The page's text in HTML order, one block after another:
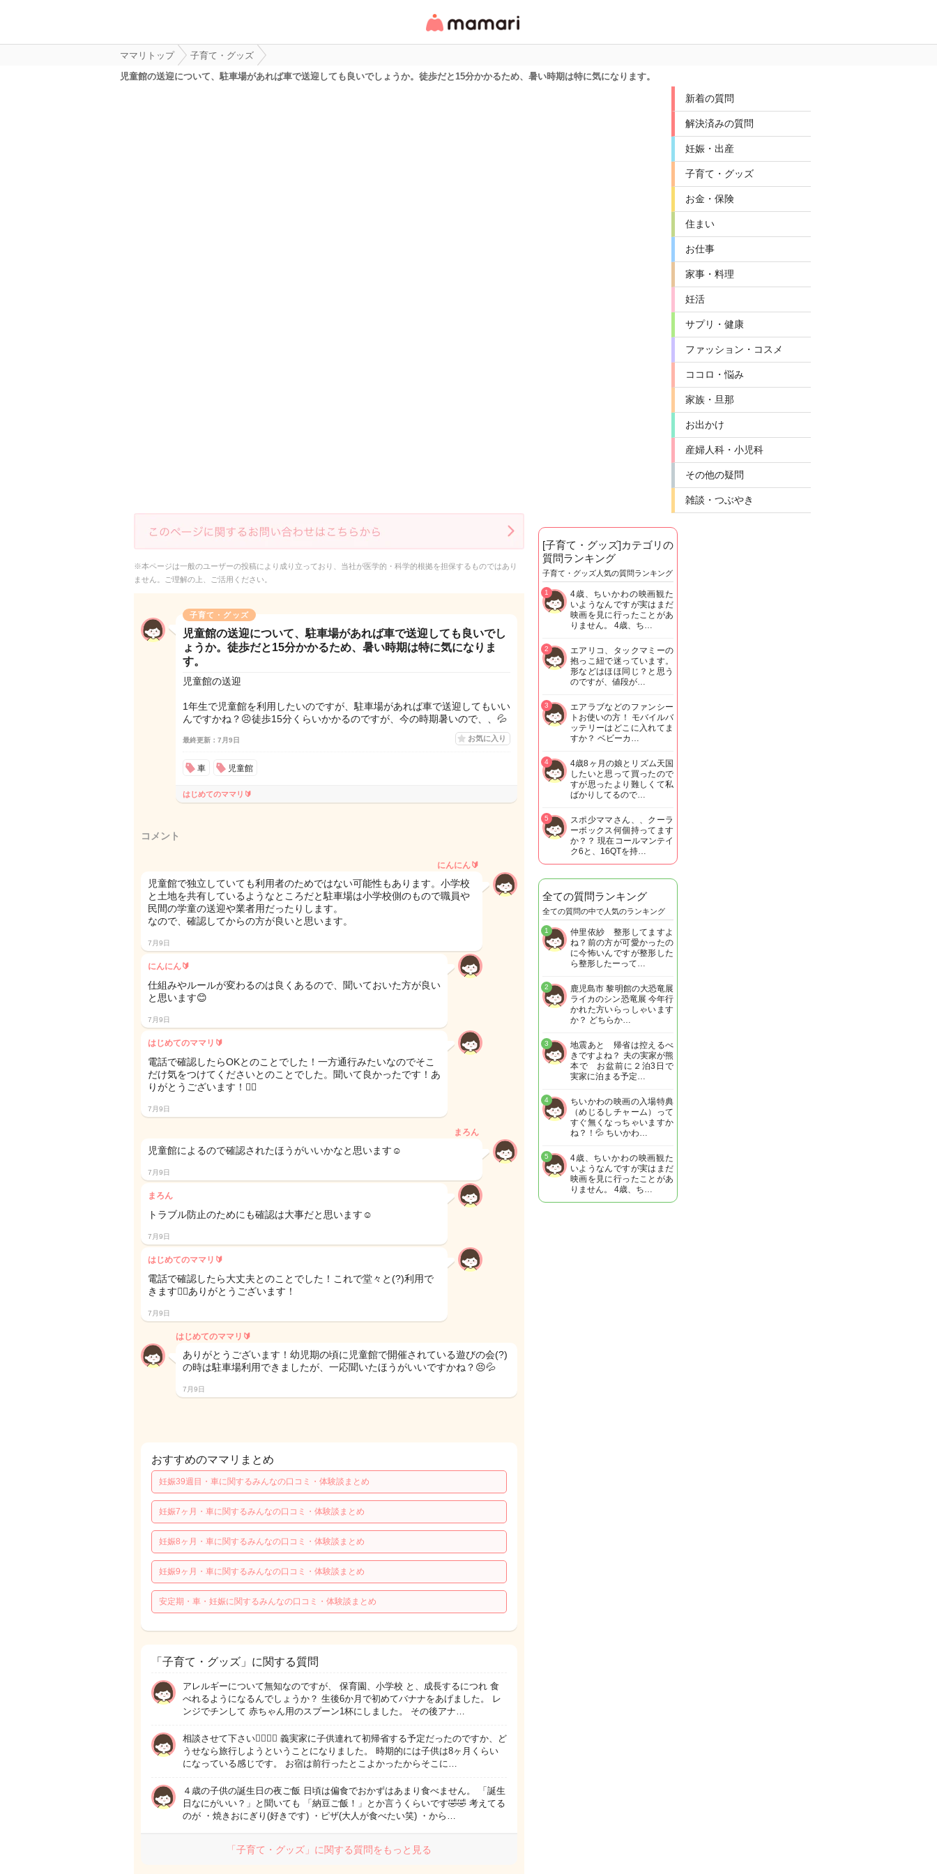
リ・情報サイト
ママリトップ
子育て・グッズ
児童館の送迎について、駐車場があれば車で送迎しても良いでしょうか。徒歩だと15分かかるため、暑い時期は特に気になります。
新着の質問
解決済みの質問
妊娠・出産
子育て・グッズ
お金・保険
住まい
お仕事
家事・料理
妊活
サプリ・健康
ファッション・コスメ
ココロ・悩み
家族・旦那
お出かけ
産婦人科・小児科
その他の疑問
雑談・つぶやき
※本ページは一般のユーザーの投稿により成り立っており、当社が医学的・科学的根拠を担保するものではあり
ません。ご理解の上、ご活用ください。
子育て・グッズ
児童館の送迎について、駐車場があれば車で送迎しても良いでし
ょうか。徒歩だと15分かかるため、暑い時期は特に気になりま
す。
児童館の送迎
1年生で児童館を利用したいのですが、駐車場があれば車で送迎してもいい
んですかね？😣徒歩15分くらいかかるのですが、今の時期暑いので、、💦
最終更新：7月9日 お気に入り
車 児童館
はじめてのママリ🔰
コメント
にんにん🔰
児童館で独立していても利用者のためではない可能性もあります。小学校
と土地を共有しているようなところだと駐車場は小学校側のもので職員や
民間の学童の送迎や業者用だったりします。
なので、確認してからの方が良いと思います。
7月9日
にんにん🔰
仕組みやルールが変わるのは良くあるので、聞いておいた方が良い
と思います😊
7月9日
はじめてのママリ🔰
電話で確認したらOKとのことでした！一方通行みたいなのでそこ
だけ気をつけてくださいとのことでした。聞いて良かったです！あ
りがとうございます！🙇‍♀️
7月9日
まろん
児童館によるので確認されたほうがいいかなと思います☺️
7月9日
まろん
トラブル防止のためにも確認は大事だと思います☺️
7月9日
はじめてのママリ🔰
電話で確認したら大丈夫とのことでした！これで堂々と(?)利用で
きます🙇‍♀️ありがとうございます！
7月9日
はじめてのママリ🔰
ありがとうございます！幼児期の頃に児童館で開催されている遊びの会(?)
の時は駐車場利用できましたが、一応聞いたほうがいいですかね？😣💦
7月9日
おすすめのママリまとめ
妊娠39週目・車に関するみんなの口コミ・体験談まとめ
妊娠7ヶ月・車に関するみんなの口コミ・体験談まとめ
妊娠8ヶ月・車に関するみんなの口コミ・体験談まとめ
妊娠9ヶ月・車に関するみんなの口コミ・体験談まとめ
安定期・車・妊娠に関するみんなの口コミ・体験談まとめ
「子育て・グッズ」に関する質問
アレルギーについて無知なのですが、 保育園、小学校 と、成長するにつれ 食
べれるようになるんでしょうか？ 生後6か月で初めてバナナをあげました。 レ
ンジでチンして 赤ちゃん用のスプーン1杯にしました。 その後アナ…
相談させて下さい🙇‍♀️🙇‍♀️ 義実家に子供連れて初帰省する予定だったのですか、ど
うせなら旅行しようということになりました。 時期的には子供は8ヶ月くらい
になっている感じです。 お宿は前行ったとこよかったからそこに…
４歳の子供の誕生日の夜ご飯 日頃は偏食でおかずはあまり食べません。 「誕生
日なにがいい？」と聞いても 「納豆ご飯！」とか言うくらいです🤣🤣 考えてる
のが ・焼きおにぎり(好きです) ・ピザ(大人が食べたい笑) ・から…
「子育て・グッズ」に関する質問をもっと見る
[子育て・グッズ]カテゴリの
質問ランキング
子育て・グッズ人気の質問ランキング
4歳、ちいかわの映画観た
いようなんですが実はまだ
映画を見に行ったことがあ
りません。 4歳、ち…
1
エアリコ、タックマミーの
抱っこ紐で迷っています。
形などはほほ同じ？と思う
のですが、値段が…
2
エアラブなどのファンシー
トお使いの方！ モバイルバ
ッテリーはどこに入れてま
すか？ ベビーカ…
3
4歳8ヶ月の娘とリズム天国
したいと思って買ったので
すが思ったより難しくて私
ばかりしてるので…
4
スポ少ママさん、、クーラ
ーボックス何個持ってます
か？？ 現在コールマンテイ
ク6と、16QTを持…
5
全ての質問ランキング
全ての質問の中で人気のランキング
仲里依紗 整形してますよ
ね？前の方が可愛かったの
に今怖いんですが整形した
ら整形したーって…
1
鹿児島市 黎明館の大恐竜展
ライカのシン恐竜展 今年行
かれた方いらっしゃいます
か？ どちらか…
2
地震あと 帰省は控えるべ
きですよね？ 夫の実家が熊
本で お盆前に２泊3日で
実家に泊まる予定…
3
ちいかわの映画の入場特典
（めじるしチャーム）って
すぐ無くなっちゃいますか
ね？！💦 ちいかわ…
4
4歳、ちいかわの映画観た
いようなんですが実はまだ
映画を見に行ったことがあ
りません。 4歳、ち…
5